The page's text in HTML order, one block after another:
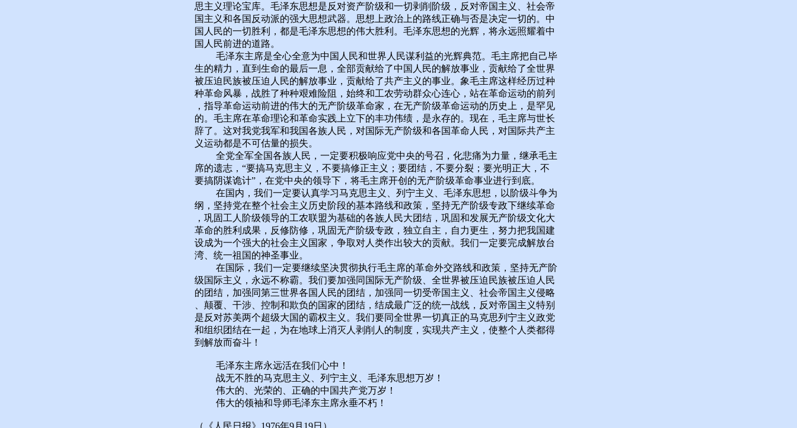
思主义理论宝库。毛泽东思想是反对资产阶级和一切剥削阶级，反对帝国主义、社会帝
国主义和各国反动派的强大思想武器。思想上政治上的路线正确与否是决定一切的。中
国人民的一切胜利，都是毛泽东思想的伟大胜利。毛泽东思想的光辉，将永远照耀着中
国人民前进的道路。
毛泽东主席是全心全意为中国人民和世界人民谋利益的光辉典范。毛主席把自己毕
生的精力，直到生命的最后一息，全部贡献给了中国人民的解放事业，贡献给了全世界
被压迫民族被压迫人民的解放事业，贡献给了共产主义的事业。象毛主席这样经历过种
种革命风暴，战胜了种种艰难险阻，始终和工农劳动群众心连心，站在革命运动的前列
，指导革命运动前进的伟大的无产阶级革命家，在无产阶级革命运动的历史上，是罕见
的。毛主席在革命理论和革命实践上立下的丰功伟绩，是永存的。现在，毛主席与世长
辞了。这对我党我军和我国各族人民，对国际无产阶级和各国革命人民，对国际共产主
义运动都是不可估量的损失。
全党全军全国各族人民，一定要积极响应党中央的号召，化悲痛为力量，继承毛主
席的遗志，“要搞马克思主义，不要搞修正主义；要团结，不要分裂；要光明正大，不
要搞阴谋诡计”，在党中央的领导下，将毛主席开创的无产阶级革命事业进行到底。
在国内，我们一定要认真学习马克思主义、列宁主义、毛泽东思想，以阶级斗争为
纲，坚持党在整个社会主义历史阶段的基本路线和政策，坚持无产阶级专政下继续革命
，巩固工人阶级领导的工农联盟为基础的各族人民大团结，巩固和发展无产阶级文化大
革命的胜利成果，反修防修，巩固无产阶级专政，独立自主，自力更生，努力把我国建
设成为一个强大的社会主义国家，争取对人类作出较大的贡献。我们一定要完成解放台
湾、统一祖国的神圣事业。
在国际，我们一定要继续坚决贯彻执行毛主席的革命外交路线和政策，坚持无产阶
级国际主义，永远不称霸。我们要加强同国际无产阶级、全世界被压迫民族被压迫人民
的团结，加强同第三世界各国人民的团结，加强同一切受帝国主义、社会帝国主义侵略
、颠覆、干涉、控制和欺负的国家的团结，结成最广泛的统一战线，反对帝国主义特别
是反对苏美两个超级大国的霸权主义。我们要同全世界一切真正的马克思列宁主义政党
和组织团结在一起，为在地球上消灭人剥削人的制度，实现共产主义，使整个人类都得
到解放而奋斗！
毛泽东主席永远活在我们心中！
战无不胜的马克思主义、列宁主义、毛泽东思想万岁！
伟大的、光荣的、正确的中国共产党万岁！
伟大的领袖和导师毛泽东主席永垂不朽！